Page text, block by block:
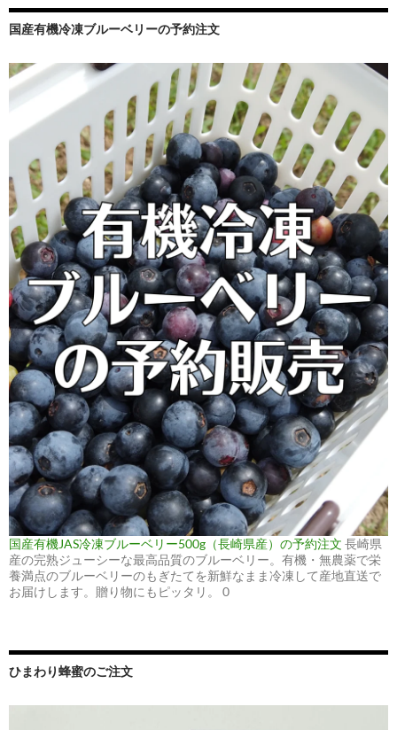
ン
国産有機冷凍ブルーベリーの予約注文
国産有機JAS冷凍ブルーベリー500g（長崎県産）の予約注文 長崎県
産の完熟ジューシーな最高品質のブルーベリー。有機・無農薬で栄
養満点のブルーベリーのもぎたてを新鮮なまま冷凍して産地直送で
お届けします。贈り物にもピッタリ。 0
ひまわり蜂蜜のご注文